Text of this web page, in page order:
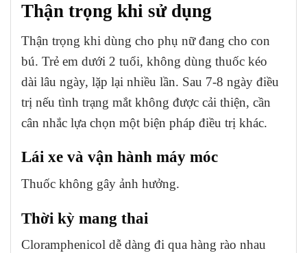
Thận trọng khi sử dụng
Thận trọng khi dùng cho phụ nữ đang cho con
bú. Trẻ em dưới 2 tuổi, không dùng thuốc kéo
dài lâu ngày, lặp lại nhiều lần. Sau 7-8 ngày điều
trị nếu tình trạng mắt không được cải thiện, cần
cân nhắc lựa chọn một biện pháp điều trị khác.
Lái xe và vận hành máy móc
Thuốc không gây ảnh hưởng.
Thời kỳ mang thai
Cloramphenicol dễ dàng đi qua hàng rào nhau